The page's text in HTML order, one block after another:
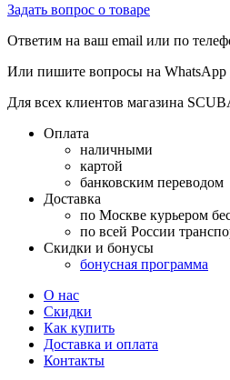
Задать вопрос о товаре
Ответим на ваш email или по
Или пишите вопросы на WhatsApp
Для всех клиентов магазина
Оплата
наличными
картой
банковским переводом
Доставка
по Москве курьером
по всей России
Скидки и бонусы
бонусная программа
О нас
Скидки
Как купить
Доставка и оплата
Контакты